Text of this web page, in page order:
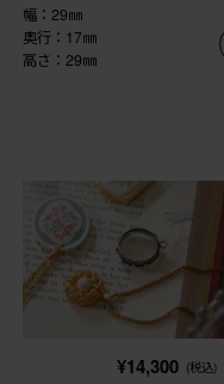
幅：29㎜
奥行：17㎜
高さ：29㎜
¥14,300 (税込)